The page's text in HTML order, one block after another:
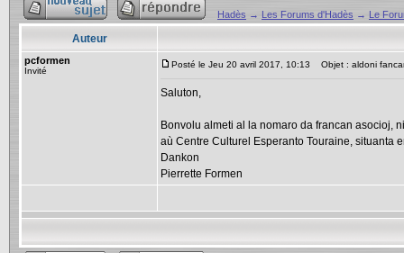
Hadès → Les Forums d'Hadès → Le
Auteur
pcformen
Invité
Posté le Jeu 20 avril 2017, 10:13 Objet : aldoni
Saluton,
Bonvolu almeti al la nomaro da francan asocioj,
aù Centre Culturel Esperanto Touraine, situanta
Dankon
Pierrette Formen